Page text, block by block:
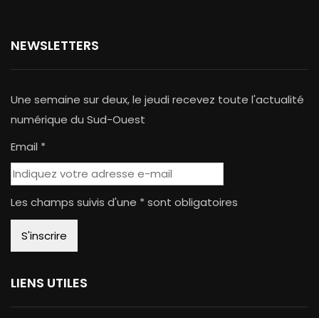
NEWSLETTERS
Une semaine sur deux, le jeudi recevez toute l'actualité
numérique du Sud-Ouest
Email *
Les champs suivis d'une * sont obligatoires
LIENS UTILES